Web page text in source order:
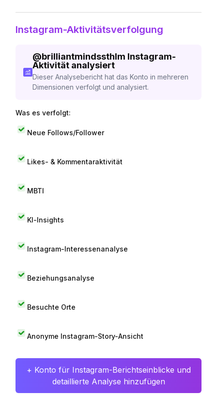
Instagram-Aktivitätsverfolgung
@brilliantmindssthlm Instagram-
Aktivität analysiert
Dieser Analysebericht hat das Konto in mehreren
Dimensionen verfolgt und analysiert.
Was es verfolgt:
Neue Follows/Follower
Likes- & Kommentaraktivität
MBTI
KI-Insights
Instagram-Interessenanalyse
Beziehungsanalyse
Besuchte Orte
Anonyme Instagram-Story-Ansicht
+ Konto für Instagram-Berichtseinblicke und
detaillierte Analyse hinzufügen